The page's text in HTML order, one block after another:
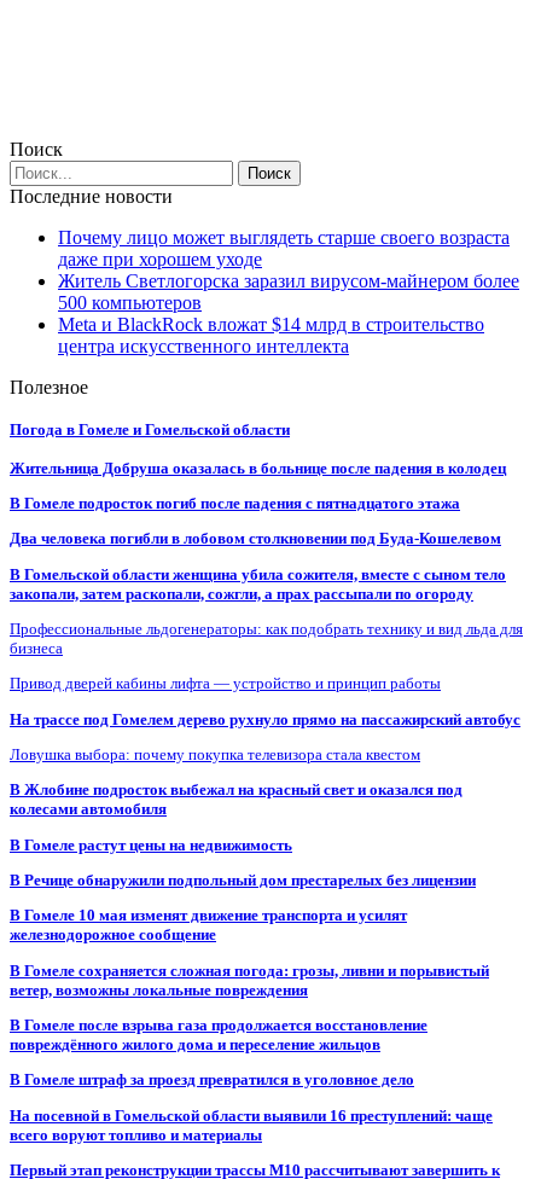
Поиск
Последние новости
Почему лицо может выглядеть старше своего возраста
даже при хорошем уходе
Житель Светлогорска заразил вирусом-майнером более
500 компьютеров
Meta и BlackRock вложат $14 млрд в строительство
центра искусственного интеллекта
Полезное
Погода в Гомеле и Гомельской области
Жительница Добруша оказалась в больнице после падения в колодец
В Гомеле подросток погиб после падения с пятнадцатого этажа
Два человека погибли в лобовом столкновении под Буда-Кошелевом
В Гомельской области женщина убила сожителя, вместе с сыном тело
закопали, затем раскопали, сожгли, а прах рассыпали по огороду
Профессиональные льдогенераторы: как подобрать технику и вид льда для
бизнеса
Привод дверей кабины лифта — устройство и принцип работы
На трассе под Гомелем дерево рухнуло прямо на пассажирский автобус
Ловушка выбора: почему покупка телевизора стала квестом
В Жлобине подросток выбежал на красный свет и оказался под
колесами автомобиля
В Гомеле растут цены на недвижимость
В Речице обнаружили подпольный дом престарелых без лицензии
В Гомеле 10 мая изменят движение транспорта и усилят
железнодорожное сообщение
В Гомеле сохраняется сложная погода: грозы, ливни и порывистый
ветер, возможны локальные повреждения
В Гомеле после взрыва газа продолжается восстановление
повреждённого жилого дома и переселение жильцов
В Гомеле штраф за проезд превратился в уголовное дело
На посевной в Гомельской области выявили 16 преступлений: чаще
всего воруют топливо и материалы
Первый этап реконструкции трассы М10 рассчитывают завершить к